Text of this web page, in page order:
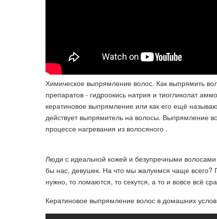
Химическое выпрямление волос. Как выпрямить
препаратов - гидроокись натрия и тиогликолат
кератиновое выпрямление или как его ещё
действует выпрямитель на волосы. Выпрямление
процессе нагревания из волосяного .
Люди с идеальной кожей и безупречными волосами
бы нас, девушек. На что мы жалуемся чаще всего?
нужно, то ломаются, то секутся, а то и вовсе всё
Кератиновое выпрямление волос в домашних